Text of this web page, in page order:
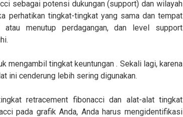
sebagai potensi dukungan (support) dan wilayah
perhatikan tingkat-tingkat yang sama dan tempat
menutup perdagangan, dan level support
mengambil tingkat keuntungan . Sekali lagi, karena
ini cenderung lebih sering digunakan.
retracement fibonacci dan alat-alat tingkat
pada grafik Anda, Anda harus mengidentifikasi